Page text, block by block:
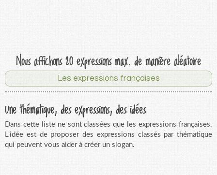
Nous affichons 20 expressions max. de manière aléatoire
Les expressions françaises
Une thématique, des expressions, des idées
Dans cette liste ne sont classées que les expressions françaises.
L'idée est de proposer des expressions classés par thématique
qui peuvent vous aider à créer un slogan.